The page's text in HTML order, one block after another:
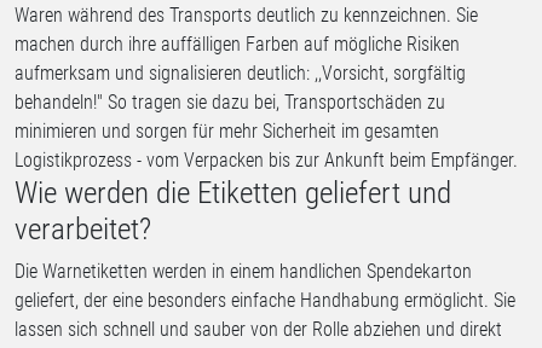
Waren während des Transports deutlich zu kennzeichnen. Sie
machen durch ihre auffälligen Farben auf mögliche Risiken
aufmerksam und signalisieren deutlich: ,,Vorsicht, sorgfältig
behandeln!" So tragen sie dazu bei, Transportschäden zu
minimieren und sorgen für mehr Sicherheit im gesamten
Logistikprozess - vom Verpacken bis zur Ankunft beim Empfänger.
Wie werden die Etiketten geliefert und
verarbeitet?
Die Warnetiketten werden in einem handlichen Spendekarton
geliefert, der eine besonders einfache Handhabung ermöglicht. Sie
lassen sich schnell und sauber von der Rolle abziehen und direkt